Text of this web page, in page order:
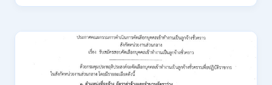
กรรมการ
ที่ดิน
แห่ง
ชาติ
(สคทช.)
เปิด